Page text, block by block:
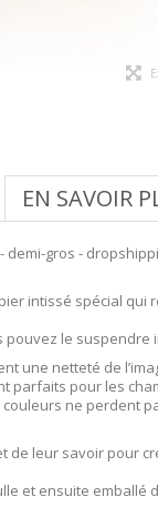
EN SAVOIR
demi-gros -
intissé spécial
le
une netteté de
parfaits pour les
ne perdent
leur savoir pour
et ensuite emballé